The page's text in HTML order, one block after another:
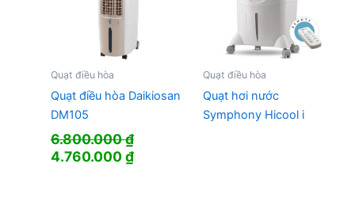
Quạt điều hòa
Quạt điều hòa Daikiosan
DM105
6.800.000₫
Giá
4.760.000₫Giá
Quạt điều hòa
Quạt hơi nước
Symphony Hicool i